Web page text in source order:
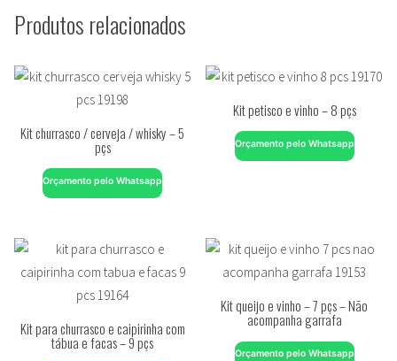
Produtos relacionados
Kit churrasco / cerveja / whisky – 5
pçs
Orçamento pelo Whatsapp
Kit petisco e vinho – 8 pçs
Orçamento pelo Whatsapp
Kit para churrasco e caipirinha com
tábua e facas – 9 pçs
Kit queijo e vinho – 7 pçs – Não
acompanha garrafa
Orçamento pelo Whatsapp